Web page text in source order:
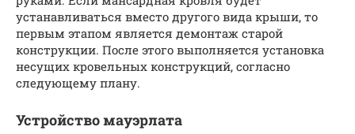
устанавливаться вместо другого вида крыши, то
первым этапом является демонтаж старой
конструкции. После этого выполняется установка
несущих кровельных конструкций, согласно
следующему плану.
Устройство мауэрлата